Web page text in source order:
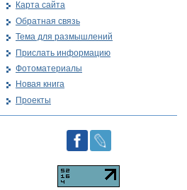
Карта сайта
Обратная связь
Тема для размышлений
Прислать информацию
Фотоматериалы
Новая книга
Проекты